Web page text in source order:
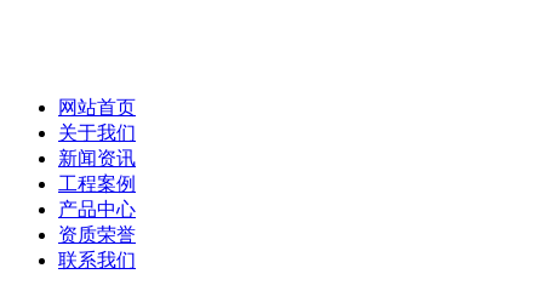
网站首页
关于我们
新闻资讯
工程案例
产品中心
资质荣誉
联系我们